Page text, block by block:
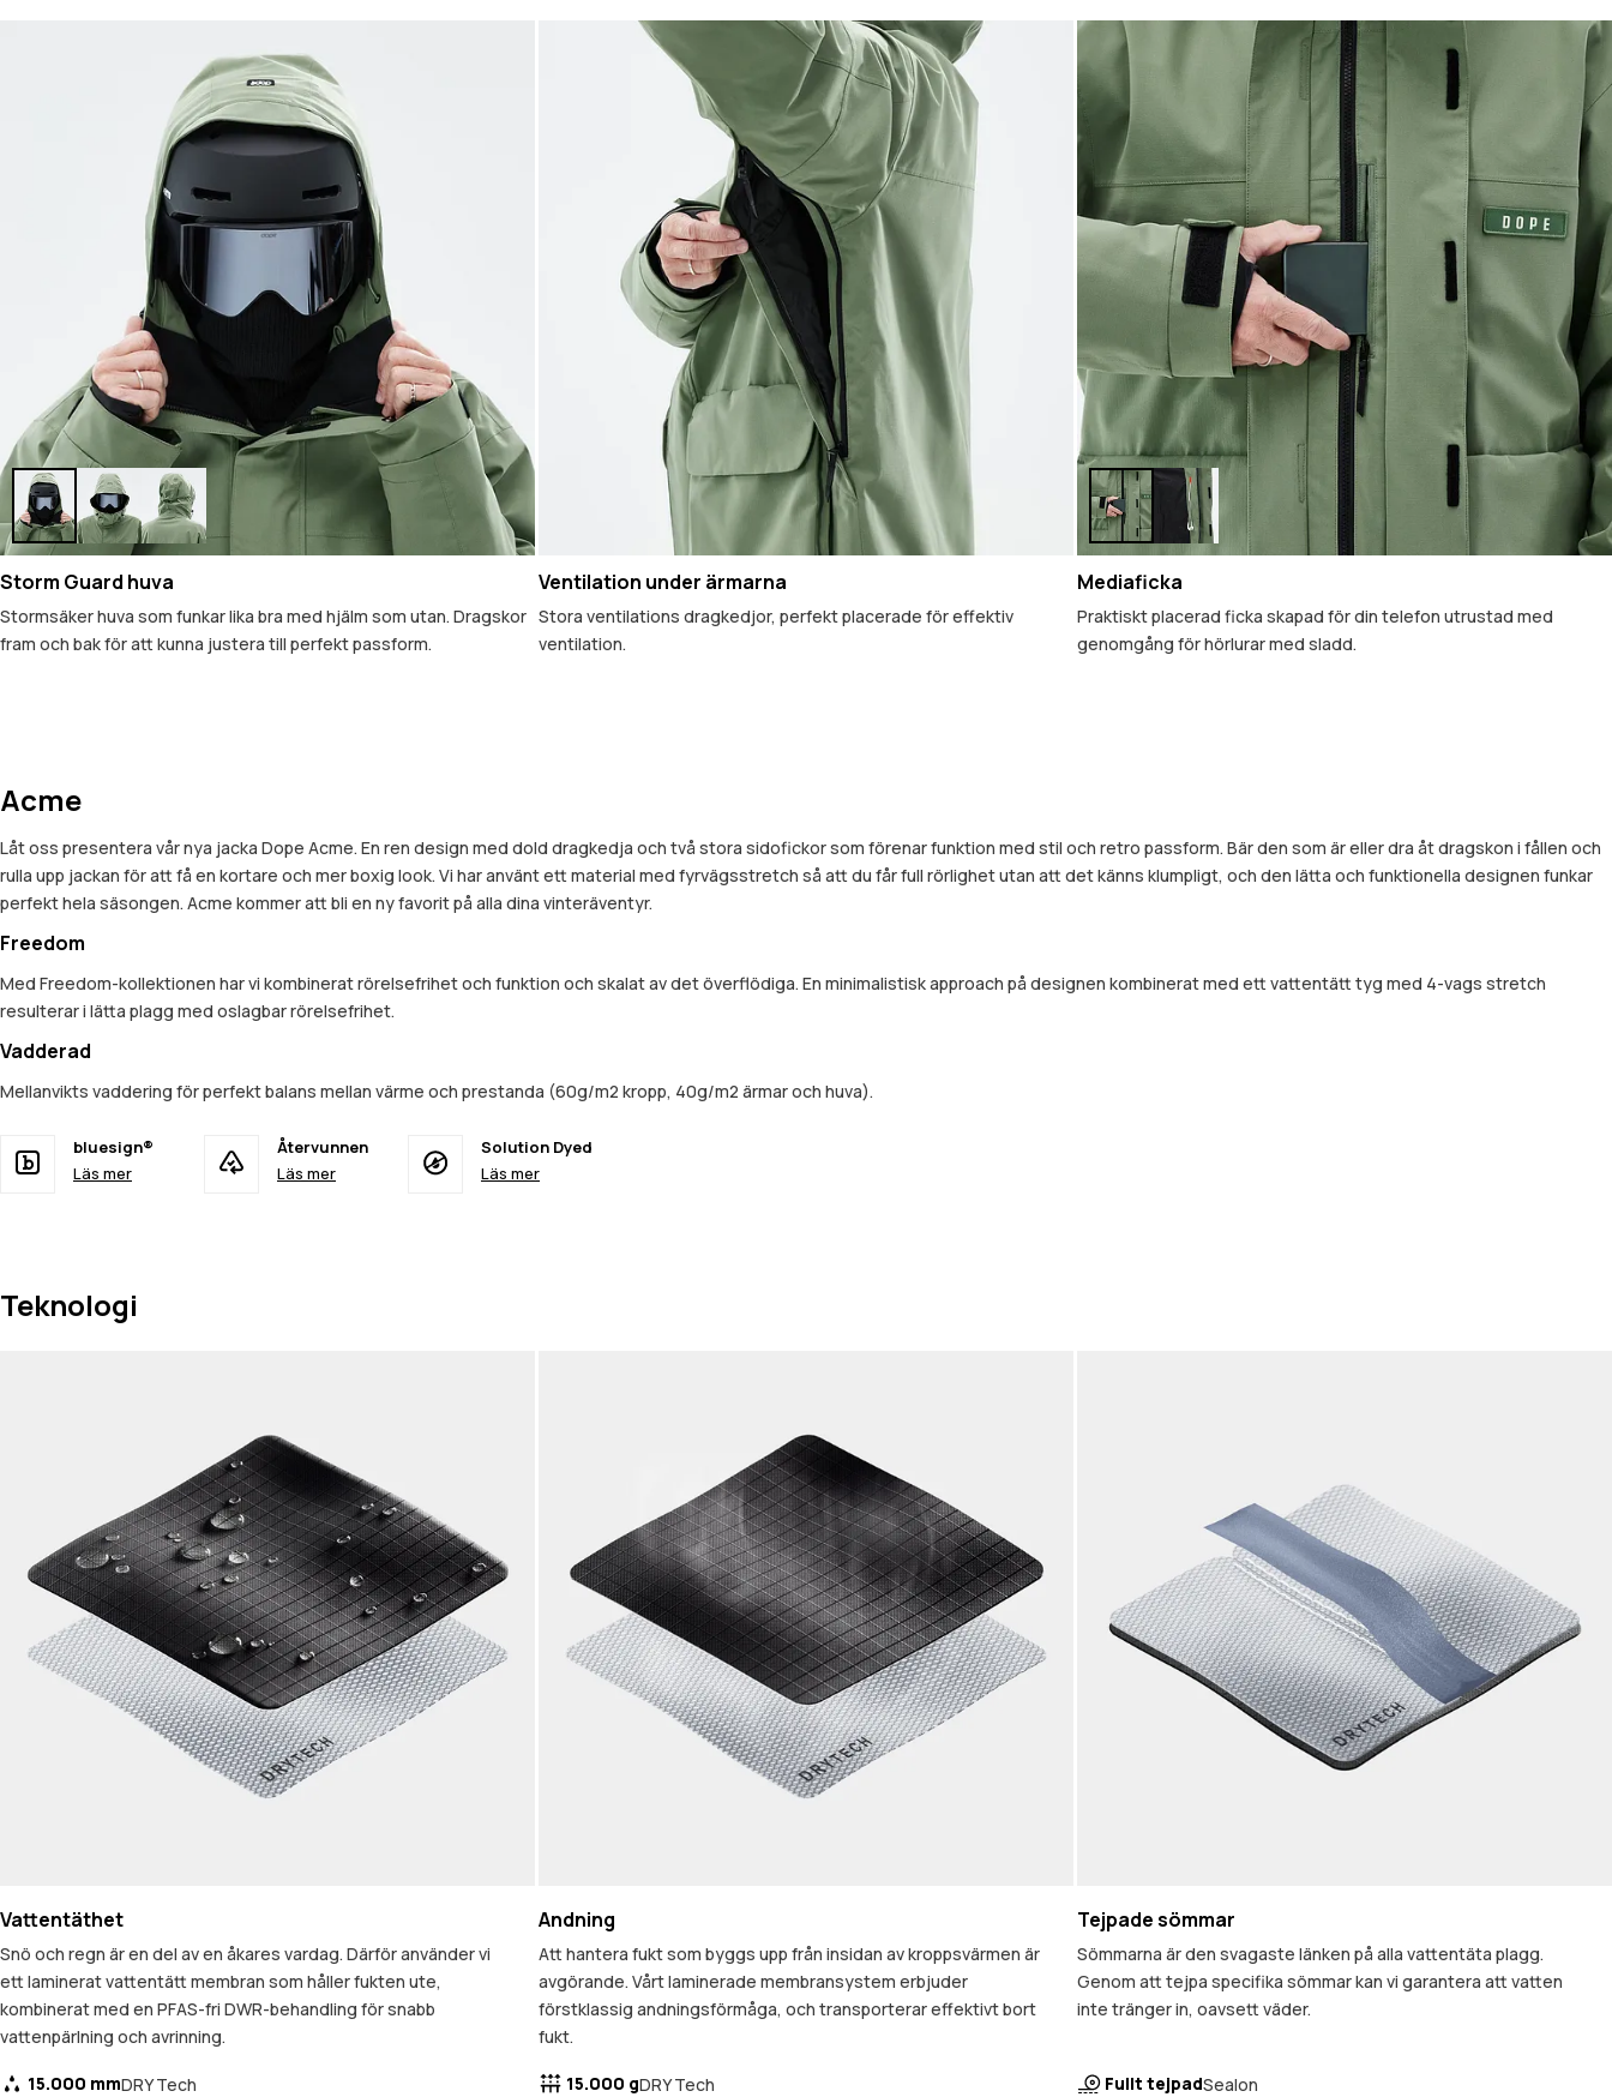
Storm Guard huva
Stormsäker huva som funkar lika bra med hjälm som utan. Dragskor
fram och bak för att kunna justera till perfekt passform.
Ventilation under ärmarna
Stora ventilations dragkedjor, perfekt placerade för effektiv
ventilation.
Mediaficka
Praktiskt placerad ficka skapad för din telefon utrustad med
genomgång för hörlurar med sladd.
Acme
Låt oss presentera vår nya jacka Dope Acme. En ren design med dold dragkedja och två stora sidofickor som förenar funktion med stil och retro passform. Bär den som är eller dra åt dragskon i fållen och
rulla upp jackan för att få en kortare och mer boxig look. Vi har använt ett material med fyrvägsstretch så att du får full rörlighet utan att det känns klumpligt, och den lätta och funktionella designen funkar
perfekt hela säsongen. Acme kommer att bli en ny favorit på alla dina vinteräventyr.
Freedom
Med Freedom-kollektionen har vi kombinerat rörelsefrihet och funktion och skalat av det överflödiga. En minimalistisk approach på designen kombinerat med ett vattentätt tyg med 4-vags stretch
resulterar i lätta plagg med oslagbar rörelsefrihet.
Vadderad
Mellanvikts vaddering för perfekt balans mellan värme och prestanda (60g/m2 kropp, 40g/m2 ärmar och huva).
bluesign®
Läs mer
Återvunnen
Läs mer
Solution Dyed
Läs mer
Teknologi
Vattentäthet
Snö och regn är en del av en åkares vardag. Därför använder vi
ett laminerat vattentätt membran som håller fukten ute,
kombinerat med en PFAS-fri DWR-behandling för snabb
vattenpärlning och avrinning.
15.000 mmDRY Tech
Andning
Att hantera fukt som byggs upp från insidan av kroppsvärmen är
avgörande. Vårt laminerade membransystem erbjuder
förstklassig andningsförmåga, och transporterar effektivt bort
fukt.
15.000 gDRY Tech
Tejpade sömmar
Sömmarna är den svagaste länken på alla vattentäta plagg.
Genom att tejpa specifika sömmar kan vi garantera att vatten
inte tränger in, oavsett väder.
Fullt tejpadSealon